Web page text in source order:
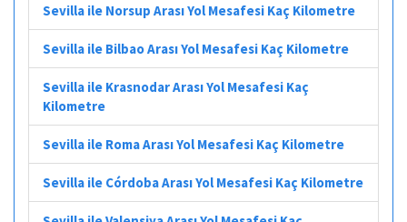
Sevilla ile Norsup Arası Yol Mesafesi Kaç Kilometre
Sevilla ile Bilbao Arası Yol Mesafesi Kaç Kilometre
Sevilla ile Krasnodar Arası Yol Mesafesi Kaç
Kilometre
Sevilla ile Roma Arası Yol Mesafesi Kaç Kilometre
Sevilla ile Córdoba Arası Yol Mesafesi Kaç Kilometre